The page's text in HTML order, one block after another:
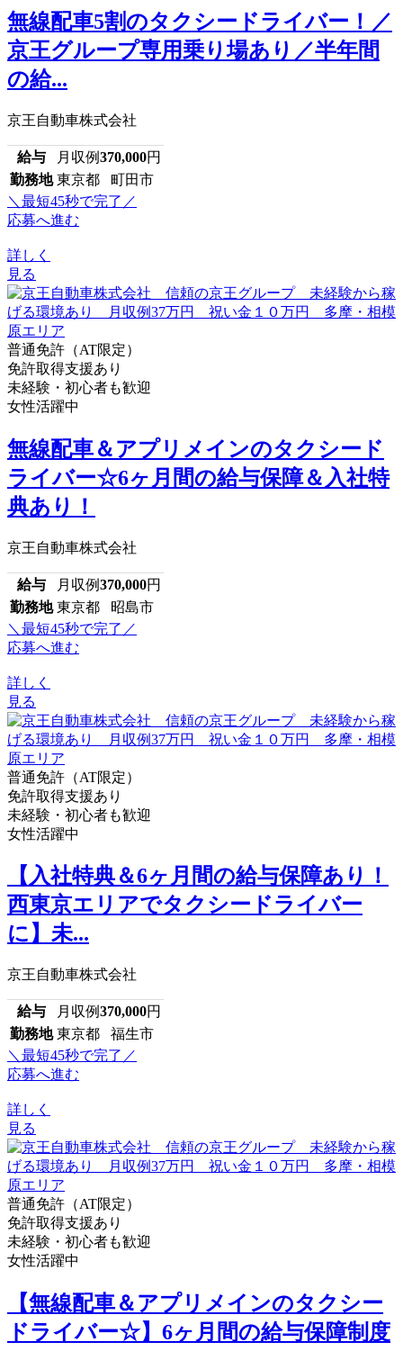
無線配車5割のタクシードライバー！／
京王グループ専用乗り場あり／半年間
の給...
京王自動車株式会社
給与 月収例370,000円
勤務地 東京都 町田市
＼最短45秒で完了／
応募へ進む
詳しく
見る
普通免許（AT限定）
免許取得支援あり
未経験・初心者も歓迎
女性活躍中
無線配車＆アプリメインのタクシード
ライバー☆6ヶ月間の給与保障＆入社特
典あり！
京王自動車株式会社
給与 月収例370,000円
勤務地 東京都 昭島市
＼最短45秒で完了／
応募へ進む
詳しく
見る
普通免許（AT限定）
免許取得支援あり
未経験・初心者も歓迎
女性活躍中
【入社特典＆6ヶ月間の給与保障あり！
西東京エリアでタクシードライバー
に】未...
京王自動車株式会社
給与 月収例370,000円
勤務地 東京都 福生市
＼最短45秒で完了／
応募へ進む
詳しく
見る
普通免許（AT限定）
免許取得支援あり
未経験・初心者も歓迎
女性活躍中
【無線配車＆アプリメインのタクシー
ドライバー☆】6ヶ月間の給与保障制度